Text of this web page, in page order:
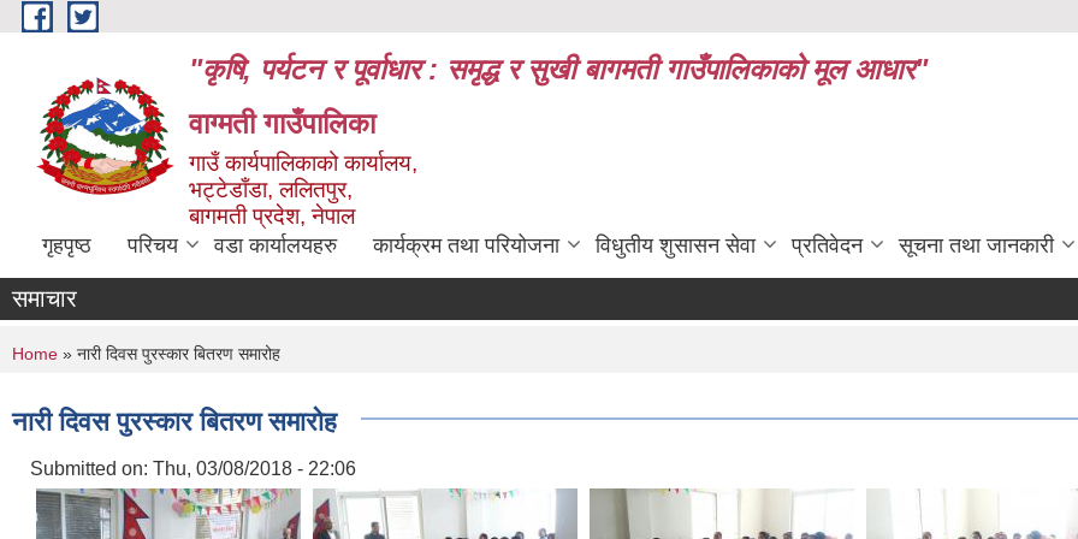
Skip to main content
"कृषि, पर्यटन र पूर्वाधार : समृद्ध र सुखी बागमती गाउँपालिकाको मूल आधार"
वाग्मती गाउँपालिका
गाउँ कार्यपालिकाको कार्यालय,
भट्टेडाँडा, ललितपुर,
बागमती प्रदेश, नेपाल
गृहपृष्ठ परिचय वडा कार्यालयहरु कार्यक्रम तथा परियोजना विधुतीय शुसासन सेवा प्रतिवेदन सूचना तथा जानकारी
समाचार
You are here
Home » नारी दिवस पुरस्कार बितरण समारोह
नारी दिवस पुरस्कार बितरण समारोह
Submitted on: Thu, 03/08/2018 - 22:06